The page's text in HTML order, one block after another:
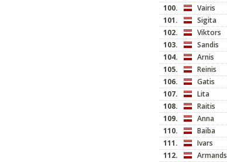
100.
Vairis
101.
Sigita
102.
Viktors
103.
Sandis
104.
Arnis
105.
Reinis
106.
Gatis
107.
Lita
108.
Raitis
109.
Anna
110.
Baiba
111.
Ivars
112.
Armands